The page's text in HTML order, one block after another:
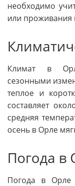
необходимо
или проживания
Климат в
сезонными
теплое и
составляет
средняя
осень в Орле
Погода в
Погода в Орле